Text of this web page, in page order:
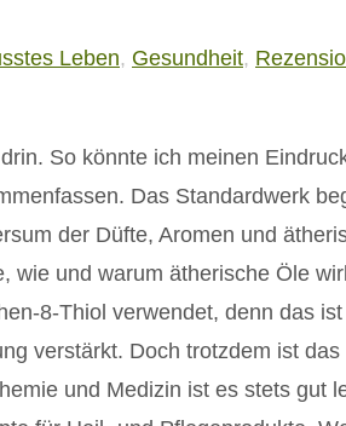
Leben, Gesundheit,
So könnte ich meinen
Das Standardwerk
der Düfte, Aromen und
wie und warum ätherische Öle
8-Thiol verwendet, denn das
verstärkt. Doch trotzdem ist
und Medizin ist es stets gut